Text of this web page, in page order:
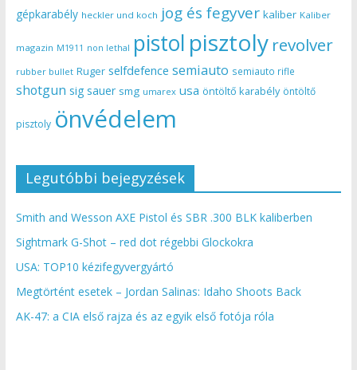
gépkarabély heckler und koch jog és fegyver kaliber Kaliber
magazin M1911 non lethal pistol pisztoly revolver
rubber bullet Ruger selfdefence semiauto semiauto rifle
shotgun sig sauer smg umarex usa öntöltő karabély öntöltő
pisztoly önvédelem
Legutóbbi bejegyzések
Smith and Wesson AXE Pistol és SBR .300 BLK kaliberben
Sightmark G-Shot – red dot régebbi Glockokra
USA: TOP10 kézifegyvergyártó
Megtörtént esetek – Jordan Salinas: Idaho Shoots Back
AK-47: a CIA első rajza és az egyik első fotója róla